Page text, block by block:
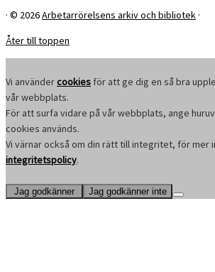
· © 2026Arbetarrörelsens arkiv och bibliotek ·
Åter till toppen
Vi användercookies för att ge dig en så bra
vår webbplats.
För att surfa vidare på vår webbplats, ange
cookies används.
Vi värnar också om din rätt till integritet, för mer
integritetspolicy.
Jag godkänner Jag godkänner inte